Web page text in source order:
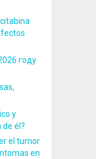
году
y
de él?
el tumor
en